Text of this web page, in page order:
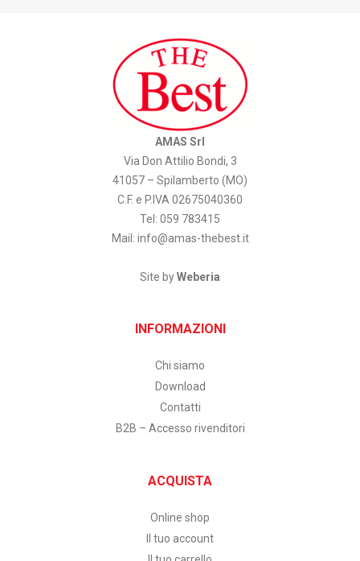
AMAS Srl
Via Don Attilio Bondi, 3
41057 – Spilamberto (MO)
C.F. e P.IVA 02675040360
Tel: 059 783415
Mail: info@amas-thebest.it
Site byWeberia
INFORMAZIONI
Chi siamo
Download
Contatti
B2B – Accesso rivenditori
ACQUISTA
Online shop
Il tuo account